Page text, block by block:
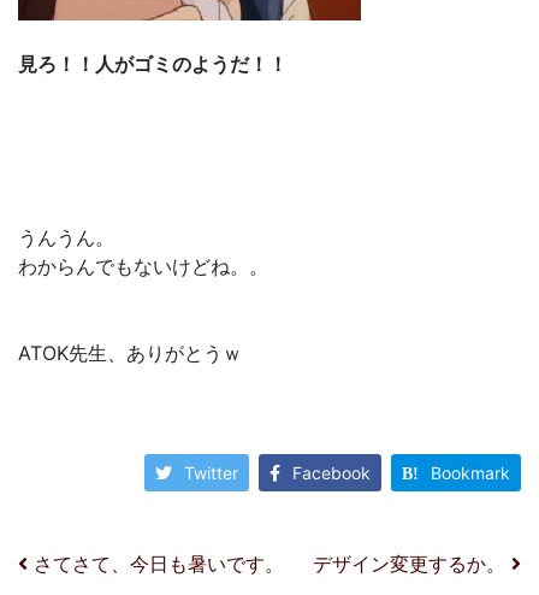
見ろ！！人がゴミのようだ！！
うんうん。
わからんでもないけどね。。
ATOK先生、ありがとうｗ
Twitter Facebook Bookmark
投稿ナビゲーション
さてさて、今日も暑いです。 デザイン変更するか。